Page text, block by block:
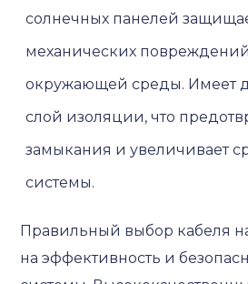
солнечных панелей
механических
окружающей среды. Имеет
слой изоляции, что
замыкания и увеличивает
системы.
Правильный выбор кабеля
на эффективность и